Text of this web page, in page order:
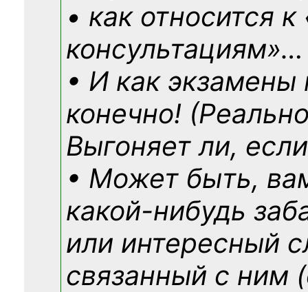
• как относится
консультациям»…
• И как экзамены
конечно!
Выгоняет ли,
• Может быть,
какой-нибудь
или интересный
связанный с ним